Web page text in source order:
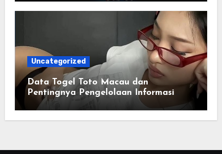
Uncategorized
Data Togel Toto Macau dan
Pentingnya Pengelolaan Informasi
yang Sistematis